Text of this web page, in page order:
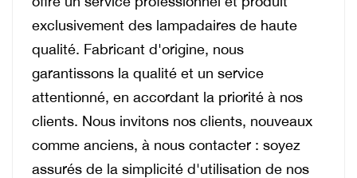
exclusivement des lampadaires de haute
qualité. Fabricant d'origine, nous
garantissons la qualité et un service
attentionné, en accordant la priorité à nos
clients. Nous invitons nos clients, nouveaux
comme anciens, à nous contacter : soyez
assurés de la simplicité d'utilisation de nos